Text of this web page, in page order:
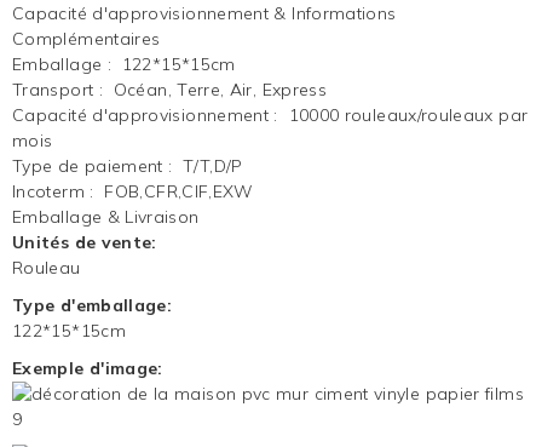
Capacité d'approvisionnement & Informations
Complémentaires
Emballage :
122*15*15cm
Transport :
Océan, Terre, Air, Express
Capacité d'approvisionnement :
10000 rouleaux/rouleaux par
mois
Type de paiement : T/T,D/P
Incoterm :
FOB,CFR,CIF,EXW
Emballage & Livraison
Unités de vente:
Rouleau
Type d'emballage:
122*15*15cm
Exemple d'image: